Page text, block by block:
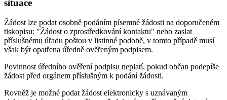
situace
Žádost lze podat osobně podáním písemné žádosti na doporučeném
tiskopisu: "Žádost o zprostředkování kontaktu" nebo zaslat
příslušnému úřadu poštou v listinné podobě, v tomto případě musí
však být opatřena úředně ověřeným podpisem.
Povinnost úředního ověření podpisu neplatí, pokud občan podepíše
žádost před orgánem příslušným k podání žádosti.
Rovněž je možné podat žádost elektronicky s uznávaným